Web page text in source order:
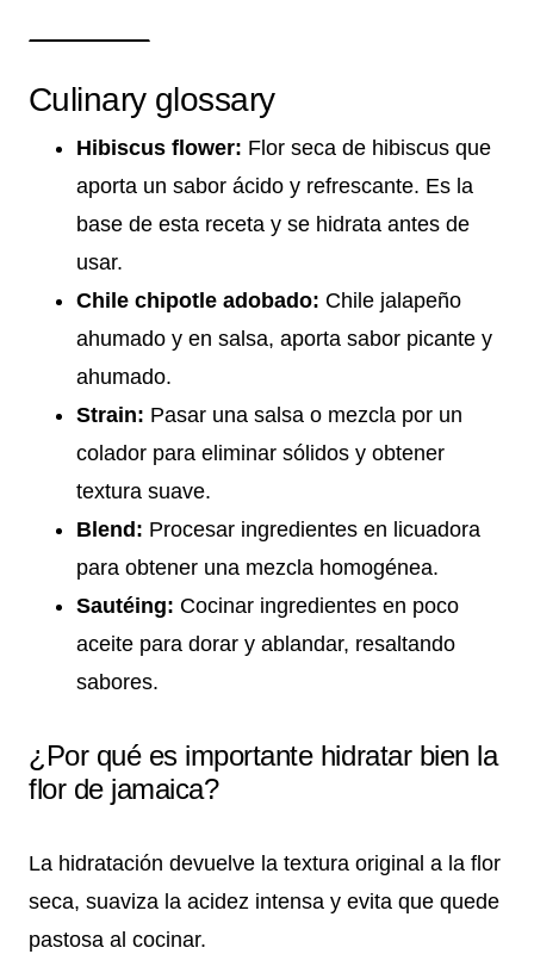
Culinary glossary
Hibiscus flower: Flor seca de hibiscus que
aporta un sabor ácido y refrescante. Es la
base de esta receta y se hidrata antes de
usar.
Chile chipotle adobado: Chile jalapeño
ahumado y en salsa, aporta sabor picante y
ahumado.
Strain: Pasar una salsa o mezcla por un
colador para eliminar sólidos y obtener
textura suave.
Blend: Procesar ingredientes en licuadora
para obtener una mezcla homogénea.
Sautéing: Cocinar ingredientes en poco
aceite para dorar y ablandar, resaltando
sabores.
¿Por qué es importante hidratar bien la
flor de jamaica?
La hidratación devuelve la textura original a la flor
seca, suaviza la acidez intensa y evita que quede
pastosa al cocinar.